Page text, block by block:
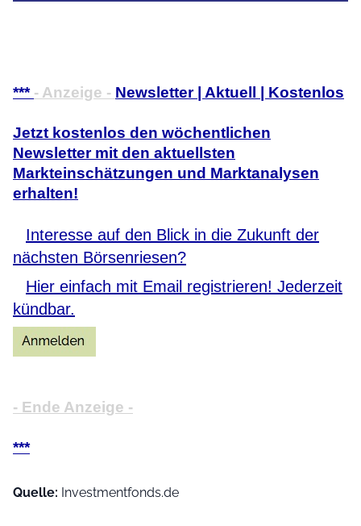
*** - Anzeige - Newsletter | Aktuell | Kostenlos
Jetzt kostenlos den wöchentlichen
Newsletter mit den aktuellsten
Markteinschätzungen und Marktanalysen
erhalten!
Interesse auf den Blick in die Zukunft der
nächsten Börsenriesen?
Hier einfach mit Email registrieren! Jederzeit
kündbar.
- Ende Anzeige -
***
Quelle: Investmentfonds.de